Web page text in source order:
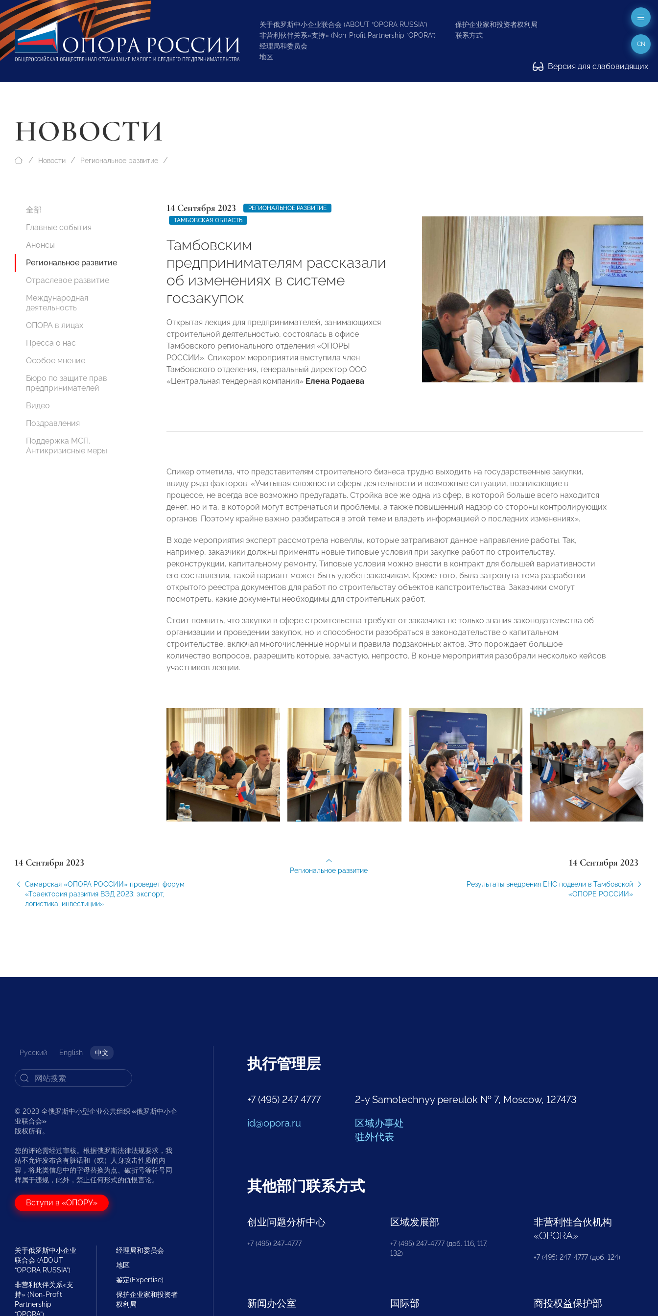
关于俄罗斯中小企业联合会 (ABOUT “OPORA RUSSIA”)
非营利伙伴关系«支持» (Non-Profit Partnership “OPORA”)
经理局和委员会
地区
保护企业家和投资者权利局
联系方式
Версия для слабовидящих
CN
НОВОСТИ
Новости Региональное развитие
全部
Главные события
Анонсы
Региональное развитие
Отраслевое развитие
Международная
деятельность
ОПОРА в лицах
Пресса о нас
Особое мнение
Бюро по защите прав
предпринимателей
Видео
Поздравления
Поддержка МСП.
Антикризисные меры
14 Сентября 2023
РЕГИОНАЛЬНОЕ РАЗВИТИЕ
ТАМБОВСКАЯ ОБЛАСТЬ
Тамбовским
предпринимателям рассказали
об изменениях в системе
госзакупок
Открытая лекция для предпринимателей, занимающихся
строительной деятельностью, состоялась в офисе
Тамбовского регионального отделения «ОПОРЫ
РОССИИ». Спикером мероприятия выступила член
Тамбовского отделения, генеральный директор ООО
«Центральная тендерная компания» Елена Родаева.
Спикер отметила, что представителям строительного бизнеса трудно выходить на государственные закупки,
ввиду ряда факторов: «Учитывая сложности сферы деятельности и возможные ситуации, возникающие в
процессе, не всегда все возможно предугадать. Стройка все же одна из сфер, в которой больше всего находится
денег, но и та, в которой могут встречаться и проблемы, а также повышенный надзор со стороны контролирующих
органов. Поэтому крайне важно разбираться в этой теме и владеть информацией о последних изменениях».
В ходе мероприятия эксперт рассмотрела новеллы, которые затрагивают данное направление работы. Так,
например, заказчики должны применять новые типовые условия при закупке работ по строительству,
реконструкции, капитальному ремонту. Типовые условия можно внести в контракт для большей вариативности
его составления, такой вариант может быть удобен заказчикам. Кроме того, была затронута тема разработки
открытого реестра документов для работ по строительству объектов капстроительства. Заказчики смогут
посмотреть, какие документы необходимы для строительных работ.
Стоит помнить, что закупки в сфере строительства требуют от заказчика не только знания законодательства об
организации и проведении закупок, но и способности разобраться в законодательстве о капитальном
строительстве, включая многочисленные нормы и правила подзаконных актов. Это порождает большое
количество вопросов, разрешить которые, зачастую, непросто. В конце мероприятия разобрали несколько кейсов
участников лекции.
14 Сентября 2023
Самарская «ОПОРА РОССИИ» проведет форум
«Траектория развития ВЭД 2023: экспорт,
логистика, инвестиции»
14 Сентября 2023
Результаты внедрения ЕНС подвели в Тамбовской
«ОПОРЕ РОССИИ»
Региональное развитие
Русский English 中文
© 2023 全俄罗斯中小型企业公共组织 «俄罗斯中小企
业联合会»
版权所有。
您的评论需经过审核。根据俄罗斯法律法规要求，我
站不允许发布含有脏话和（或）人身攻击性质的内
容，将此类信息中的字母替换为点、破折号等符号同
样属于违规，此外，禁止任何形式的仇恨言论。
Вступи в «ОПОРУ»
关于俄罗斯中小企业
联合会 (ABOUT
“OPORA RUSSIA”)
非营利伙伴关系«支
持» (Non-Profit
Partnership
“OPORA”)
经理局和委员会
地区
鉴定(Expertise)
保护企业家和投资者
权利局
执行管理层
+7 (495) 247 4777
id@opora.ru
2-y Samotechnyy pereulok № 7, Moscow, 127473
区域办事处
驻外代表
其他部门联系方式
创业问题分析中心
+7 (495) 247-4777
区域发展部
+7 (495) 247-4777 (доб. 116, 117,
132)
非营利性合伙机构
«OPORA»
+7 (495) 247-4777 (доб. 124)
新闻办公室 国际部 商投权益保护部